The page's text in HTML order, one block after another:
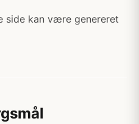
side kan være genereret